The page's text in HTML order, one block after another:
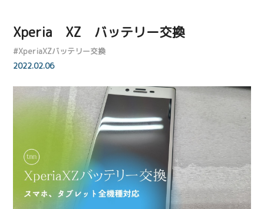
Xperia XZ バッテリー交換
#XperiaXZバッテリー交換
2022.02.06